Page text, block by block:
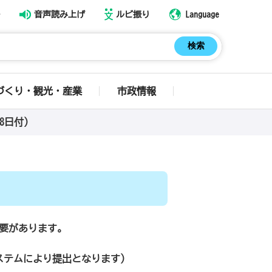
音声読み上げ ルビ振り Language
くり・観光・産業 市政情報
付）
があります。
ムにより提出となります）